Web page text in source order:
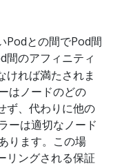
Podとの間でPod間
間のアフィニティ
ければ満たされま
はノードのどの
ず、代わりに他の
ーは適切なノード
ります。この場
リングされる保証